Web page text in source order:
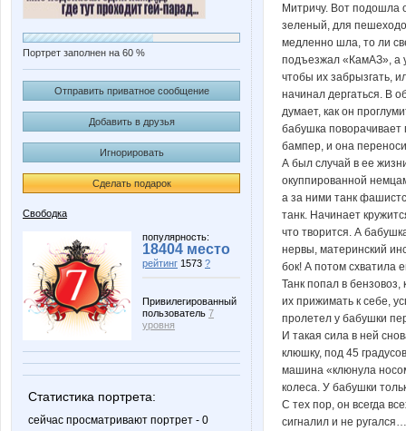
Портрет заполнен на 60 %
Отправить приватное сообщение
Добавить в друзья
Игнорировать
Сделать подарок
Свободка
популярность:
18404 место
рейтинг 1573 ?
Привилегированный
пользователь 7
уровня
Статистика портрета:
сейчас просматривают портрет - 0
Митричу. Вот подошла
зеленый, для
медленно шла, то ли
подъезжал «КамАЗ», а
чтобы их забрызгать,
начинал дергаться. В
думает, как он
бабушка поворачивает
бампер, и она
А был случай в ее
окуппированной
а за ними танк
танк. Начинает
что творится. А
нервы, материнский
бок! А потом схватила
Танк попал в
их прижимать к себе,
пролетел у бабушки
И такая сила в ней
клюшку, под 45
машина «клюнула
колеса. У бабушки
С тех пор, он всегда
сигналил и не